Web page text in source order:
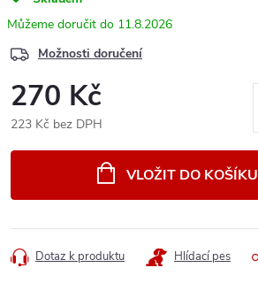
11.8.2026
Možnosti doručení
270 Kč
223 Kč bez DPH
VLOŽIT DO KOŠÍKU
Dotaz k produktu Hlídací pes